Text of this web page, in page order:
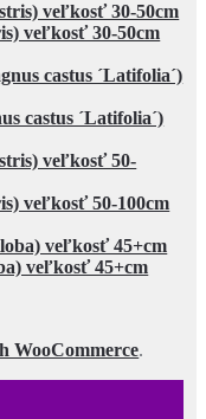
veľkosť 30-50cm
castus ´Latifolia´)
veľkosť 50-100cm
veľkosť 45+cm
WooCommerce.